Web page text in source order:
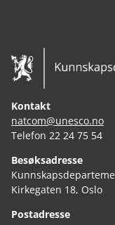
Kontakt
natcom@unesco.no
Telefon 22 24 75 54
Besøksadresse
Kirkegaten 18, Oslo
Postadresse